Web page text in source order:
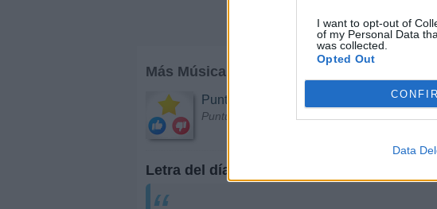
I want to opt-out of
of my Personal Data
was collected.
Opted Out
Data
Más Música
Puntuar Artistas
Puntúa a diferentes cantantes y grupos para
Letra del día